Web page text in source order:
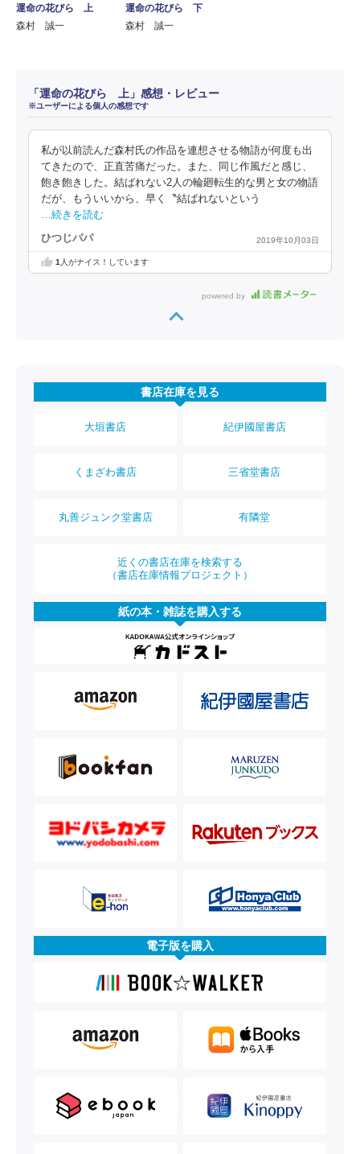
運命の花びら 上
森村 誠一
運命の花びら 下
森村 誠一
「運命の花びら 上」感想・レビュー
※ユーザーによる個人の感想です
私が以前読んだ森村氏の作品を連想させる物語が何度も出
てきたので、正直苦痛だった。また、同じ作風だと感じ、
飽き飽きした。結ばれない2人の輪廻転生的な男と女の物語
だが、もういいから、早く〝結ばれないという
…続きを読む
ひつじパパ 2019年10月03日
1人がナイス！しています
powered by
書店在庫を見る
大垣書店 紀伊國屋書店
くまざわ書店 三省堂書店
丸善ジュンク堂書店 有隣堂
近くの書店在庫を検索する
（書店在庫情報プロジェクト）
紙の本・雑誌を購入する
電子版を購入